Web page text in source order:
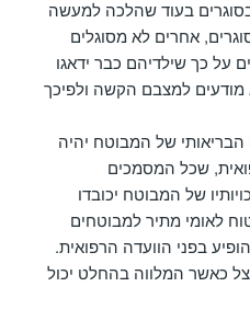
בעוד שהלכה למעשה
אחרים לא מסוגלים
על כך שילדיהם כבר ידאגו
למצבם הקשה ולפיכך
הבריאותי של המבוטח יהיה
שכל המסמכים
של המבוטח יכובדו
לאומי מתיר למבוטחים
בפני הוועדה הרפואית.
כאשר המלווה בהחלט יכול